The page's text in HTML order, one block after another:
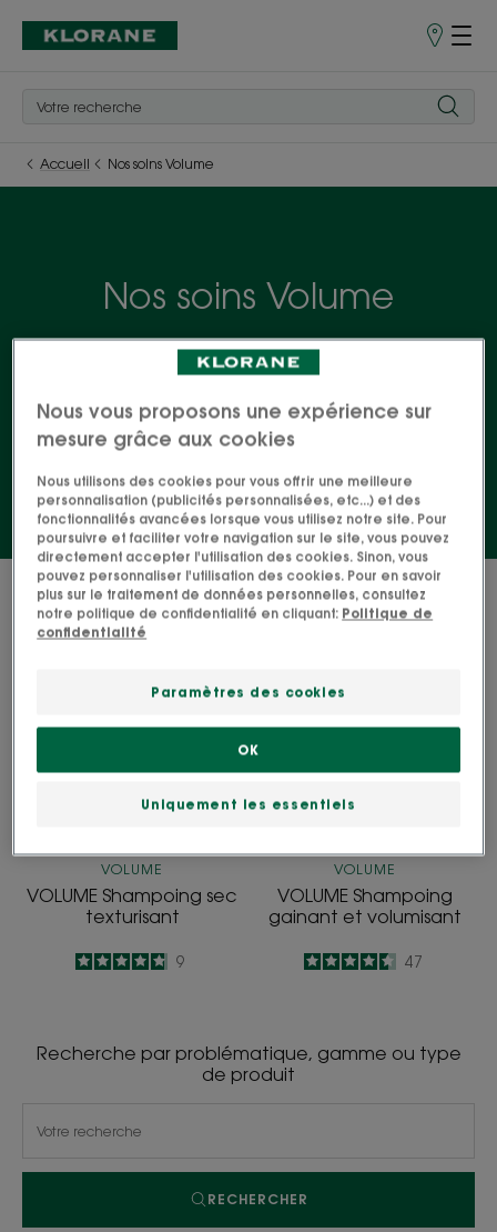
Points
Accueil Nos soins Volume
Nos soins Volume
La gamme Volume, allié incontournable des
cheveux fins ou plats, se décline dans une gamme
complète de soins pour les cheveux en manque de
volume.
2 résultats pour "Nos soins Volume"
VOLUME
sec
texturisant
VOLUME
VOLUME Shampoing sec
texturisant
4.8
/
5
9
et
VOLUME
VOLUME Shampoing
gainant et volumisant
4.6
/
5
47
Recherche par problématique, gamme ou type
de produit
RECHERCHER
Nous vous proposons une expérience sur
mesure grâce aux cookies
Nous utilisons des cookies pour vous offrir une meilleure
personnalisation (publicités personnalisées, etc...) et des
fonctionnalités avancées lorsque vous utilisez notre site. Pour
poursuivre et faciliter votre navigation sur le site, vous pouvez
directement accepter l'utilisation des cookies. Sinon, vous
pouvez personnaliser l'utilisation des cookies. Pour en savoir
plus sur le traitement de données personnelles, consultez
notre politique de confidentialité en cliquant: Politique de
confidentialité
Paramètres des cookies
Uniquement les essentiels
OK